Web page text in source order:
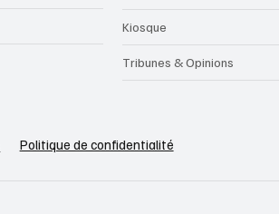
Kiosque
Tribunes & Opinions
Politique de confidentialité